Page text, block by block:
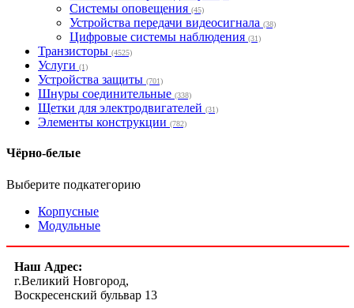
Системы оповещения (45)
Устройства передачи видеосигнала (38)
Цифровые системы наблюдения (31)
Транзисторы (4525)
Услуги (1)
Устройства защиты (701)
Шнуры соединительные (338)
Щетки для электродвигателей (31)
Элементы конструкции (782)
Чёрно-белые
Выберите подкатегорию
Корпусные
Модульные
Наш Адрес:
г.Великий Новгород,
Воскресенский бульвар 13